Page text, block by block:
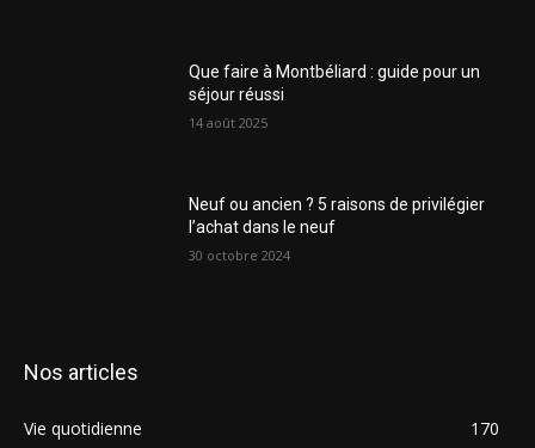
Que faire à Montbéliard : guide pour un
séjour réussi
14 août 2025
Neuf ou ancien ? 5 raisons de privilégier
l’achat dans le neuf
30 octobre 2024
Nos articles
Vie quotidienne
170